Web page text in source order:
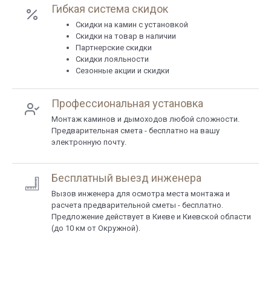
Гибкая система скидок
Cкидки на камин с установкой
Скидки на товар в наличии
Партнерские скидки
Скидки лояльности
Сезонные акции и скидки
Профессиональная установка
Монтаж каминов и дымоходов любой сложности.
Предварительная смета - бесплатно на вашу
электронную почту.
Бесплатный выезд инженера
Вызов инженера для осмотра места монтажа и
расчета предварительной сметы - бесплатно.
Предложение действует в Киеве и Киевской области
(до 10 км от Окружной).